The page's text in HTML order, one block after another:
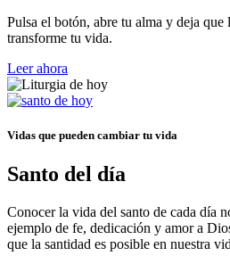
Pulsa el botón, abre tu alma y deja
transforme tu vida.
Leer ahora
Vidas que pueden cambiar tu vida
Santo del día
Conocer la vida del santo de cada día
ejemplo de fe, dedicación y amor a
que la santidad es posible en nuestra